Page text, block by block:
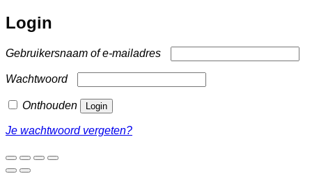
Login
Gebruikersnaam of e-mailadres
Wachtwoord
Onthouden Login
Je wachtwoord vergeten?